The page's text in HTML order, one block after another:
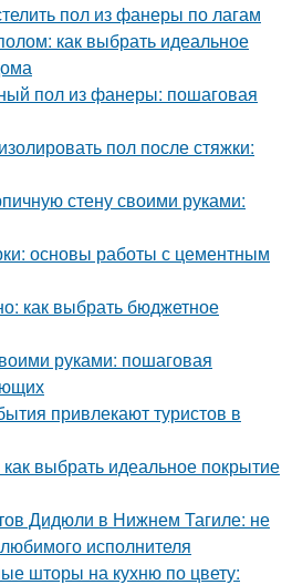
пол из фанеры по лагам
как выбрать идеальное
пол из фанеры: пошаговая
пол после стяжки:
стену своими руками:
основы работы с цементным
как выбрать бюджетное
руками: пошаговая
привлекают туристов в
выбрать идеальное покрытие
Дидюли в Нижнем Тагиле: не
исполнителя
шторы на кухню по цвету: